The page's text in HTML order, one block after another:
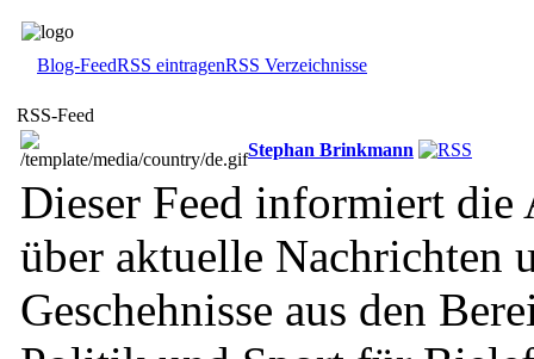
Blog-FeedRSS eintragenRSS Verzeichnisse
RSS-Feed
Stephan Brinkmann
Dieser Feed informiert die
über aktuelle Nachrichten
Geschehnisse aus den